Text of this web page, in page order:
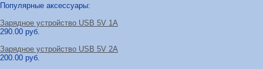
Популярные аксессуары:
Зарядное устройство USB 5V 1A
290.00 руб.
Зарядное устройство USB 5V 2A
200.00 руб.